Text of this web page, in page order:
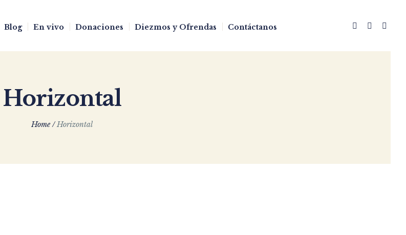
Blog En vivo Donaciones Diezmos y Ofrendas Contáctanos
Horizontal
Home /Horizontal